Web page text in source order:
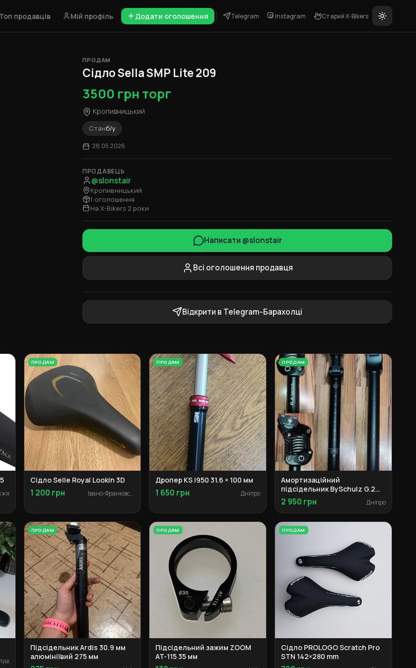
Топ продавців Мій профіль Додати оголошення Telegram Instagram Старий X-Bikers
ПРОДАМ
Сідло Sella SMP Lite 209
3500 грн торг
Кропивницький
Станб/у
28.05.2026
ПРОДАВЕЦЬ
@slonstair
Кропивницький
1 оголошення
На X-Bikers 2 роки
Написати @slonstair
Всі оголошення продавця
Відкрити в Telegram-Барахолці
ПРОДАМ
Сідло Selle Royal Lookin 3D
1 200 грн Івано-Франківськ
ПРОДАМ
Дропер KS i950 31.6 × 100 мм
1 650 грн Дніпро
ПРОДАМ
Амортизаційний
підсідельник BySchulz G.2
30.9
2 950 грн Дніпро
ПРОДАМ
Підсідельник Ardis 30.9 мм
алюмініївий 275 мм
ПРОДАМ
Підсідельний зажим ZOOM
AT-115 35 мм
ПРОДАМ
Сідло PROLOGO Scratch Pro
STN 142×280 mm